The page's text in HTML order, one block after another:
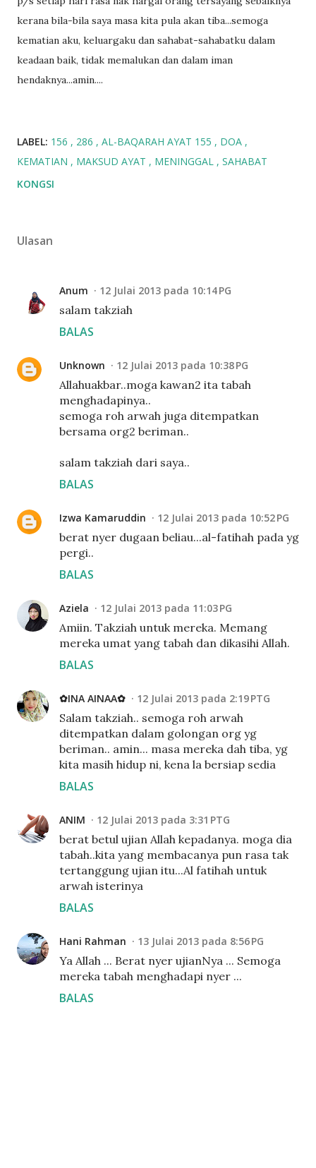
kerana bila-bila saya masa kita pula akan tiba...semoga
kematian aku, keluargaku dan sahabat-sahabatku dalam
keadaan baik, tidak memalukan dan dalam iman
hendaknya...amin....
LABEL: 156 286 AL-BAQARAH AYAT 155
DOA
KEMATIAN
MAKSUD AYAT MENINGGAL
SAHABAT
KONGSI
Ulasan
Anum 12 Julai 2013 pada 10:14 PG
salam takziah
BALAS
Unknown 12 Julai 2013 pada 10:38 PG
Allahuakbar..moga kawan2 ita tabah
menghadapinya..
semoga roh arwah juga ditempatkan
bersama org2 beriman..
salam takziah dari saya..
BALAS
Izwa Kamaruddin 12 Julai 2013 pada 10:52 PG
berat nyer dugaan beliau...al-fatihah pada yg
pergi..
BALAS
Aziela 12 Julai 2013 pada 11:03 PG
Amiin. Takziah untuk mereka. Memang
mereka umat yang tabah dan dikasihi Allah.
BALAS
✿INA AINAA✿ 12 Julai 2013 pada 2:19 PTG
Salam takziah.. semoga roh arwah
ditempatkan dalam golongan org yg
beriman.. amin... masa mereka dah tiba, yg
kita masih hidup ni, kena la bersiap sedia
BALAS
ANIM 12 Julai 2013 pada 3:31 PTG
berat betul ujian Allah kepadanya. moga dia
tabah..kita yang membacanya pun rasa tak
tertanggung ujian itu...Al fatihah untuk
arwah isterinya
BALAS
Hani Rahman 13 Julai 2013 pada 8:56 PG
Ya Allah ... Berat nyer ujianNya ... Semoga
mereka tabah menghadapi nyer ...
BALAS